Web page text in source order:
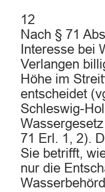
12
Nach § 71
Interesse bei
Verlangen
Höhe im
entscheidet
Schleswig-
71 Erl. 1, 2).
Sie betrifft,
nur die